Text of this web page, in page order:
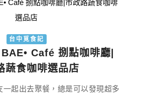
台中覓食記
BAE• Café 捌點咖啡廳|
蔬食咖啡選品店
一起出去聚餐，總是可以發現超多